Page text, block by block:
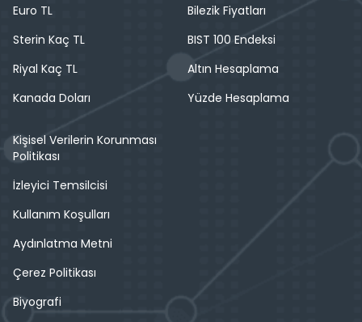
Euro TL
Sterin Kaç TL
Riyal Kaç TL
Kanada Doları
Bilezik Fiyatları
BIST 100 Endeksi
Altın Hesaplama
Yüzde Hesaplama
Kişisel Verilerin Korunması
Politikası
İzleyici Temsilcisi
Kullanım Koşulları
Aydınlatma Metni
Çerez Politikası
Biyografi